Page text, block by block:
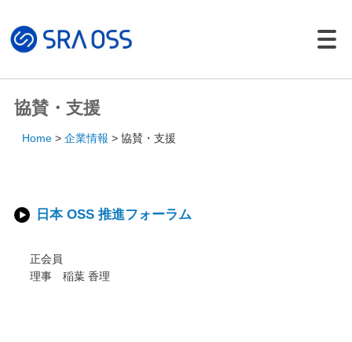
製品・サービス一覧
導入・構築サービス
導入事例
協賛・支援
Home 企業情報 協賛・支援
日本 OSS 推進フォーラム
正会員
理事 稲葉 香理